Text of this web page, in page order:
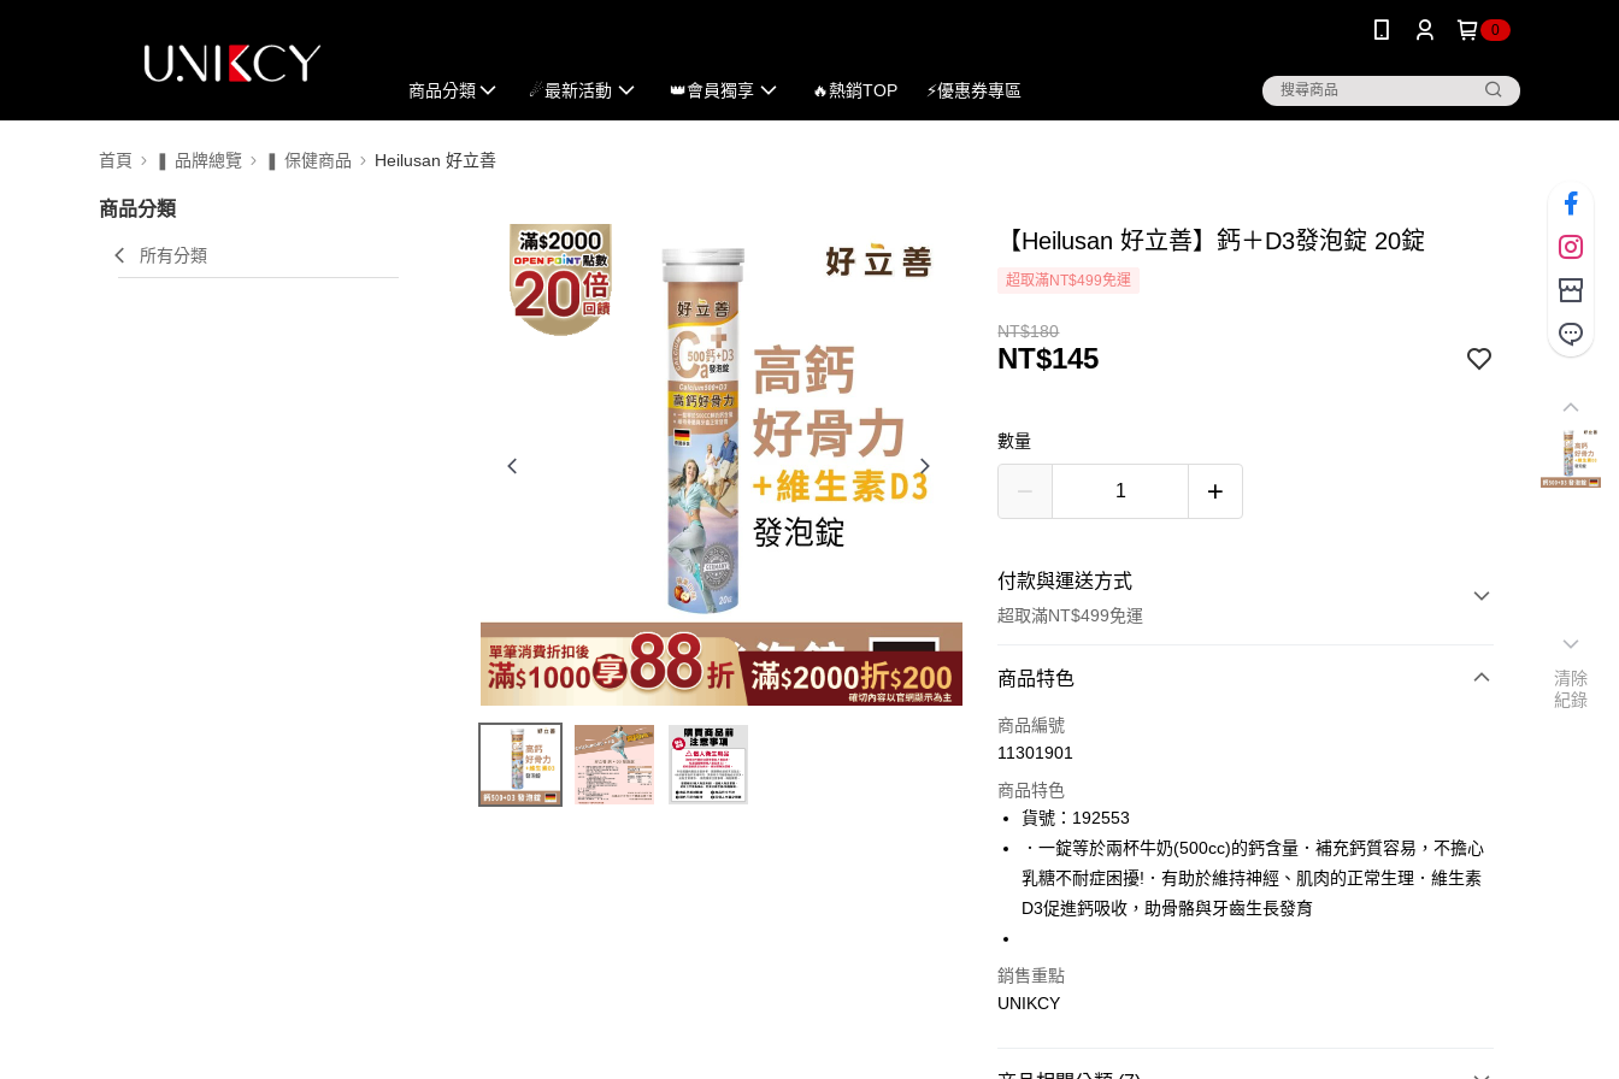
0
商品分類 ☄最新活動 👑會員獨享 🔥熱銷TOP ⚡優惠券專區
首頁 ❚ 品牌總覽 ❚ 保健商品 Heilusan 好立善
商品分類
所有分類
【Heilusan 好立善】鈣＋D3發泡錠 20錠
超取滿NT$499免運
NT$180
NT$145
數量
付款與運送方式
超取滿NT$499免運
付款方式
icash Pay
超商取貨付款
LINE Pay
Apple Pay
街口支付
悠遊付
商品特色
商品編號
11301901
商品特色
貨號：192553
．一錠等於兩杯牛奶(500cc)的鈣含量．補充鈣質容易，不擔心
乳糖不耐症困擾!．有助於維持神經、肌肉的正常生理．維生素
D3促進鈣吸收，助骨骼與牙齒生長發育
銷售重點
UNIKCY
清除
紀錄